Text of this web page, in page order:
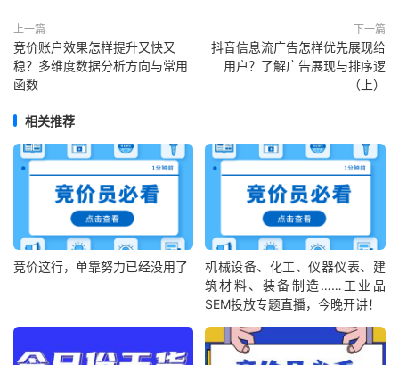
上一篇
竞价账户效果怎样提升又快又
稳？多维度数据分析方向与常用
函数
下一篇
抖音信息流广告怎样优先展现给
用户？了解广告展现与排序逻
（上）
相关推荐
竞价这行，单靠努力已经没用了
机械设备、化工、仪器仪表、建
筑材料、装备制造……工业品
SEM投放专题直播，今晚开讲！